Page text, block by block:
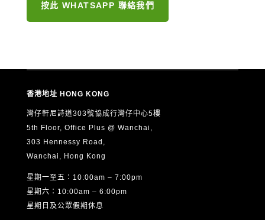
按此 WHATSAPP 聯絡我們
香港地址 HONG KONG
灣仔軒尼詩道303號協成行灣仔中心5樓
5th Floor, Office Plus @ Wanchai,
303 Hennessy Road,
Wanchai, Hong Kong
星期一至五：10:00am – 7:00pm
星期六：10:00am – 6:00pm
星期日及公眾假期休息